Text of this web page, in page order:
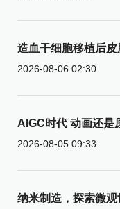
造血干细胞移植后
2026-08-06 02:30
AIGC时代 动画还是
2026-08-05 09:33
纳米制造，探索微